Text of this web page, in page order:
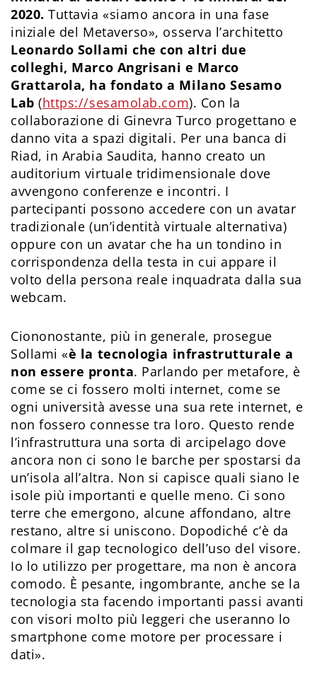
2020. Tuttavia «siamo ancora in una fase
iniziale del Metaverso», osserva l’architetto
Leonardo Sollami che con altri due
colleghi, Marco Angrisani e Marco
Grattarola, ha fondato a Milano Sesamo
Lab (https://sesamolab.com). Con la
collaborazione di Ginevra Turco progettano e
danno vita a spazi digitali. Per una banca di
Riad, in Arabia Saudita, hanno creato un
auditorium virtuale tridimensionale dove
avvengono conferenze e incontri. I
partecipanti possono accedere con un avatar
tradizionale (un’identità virtuale alternativa)
oppure con un avatar che ha un tondino in
corrispondenza della testa in cui appare il
volto della persona reale inquadrata dalla sua
webcam.
Ciononostante, più in generale, prosegue
Sollami «è la tecnologia infrastrutturale a
non essere pronta. Parlando per metafore, è
come se ci fossero molti internet, come se
ogni università avesse una sua rete internet, e
non fossero connesse tra loro. Questo rende
l’infrastruttura una sorta di arcipelago dove
ancora non ci sono le barche per spostarsi da
un’isola all’altra. Non si capisce quali siano le
isole più importanti e quelle meno. Ci sono
terre che emergono, alcune affondano, altre
restano, altre si uniscono. Dopodiché c’è da
colmare il gap tecnologico dell’uso del visore.
Io lo utilizzo per progettare, ma non è ancora
comodo. È pesante, ingombrante, anche se la
tecnologia sta facendo importanti passi avanti
con visori molto più leggeri che useranno lo
smartphone come motore per processare i
dati».